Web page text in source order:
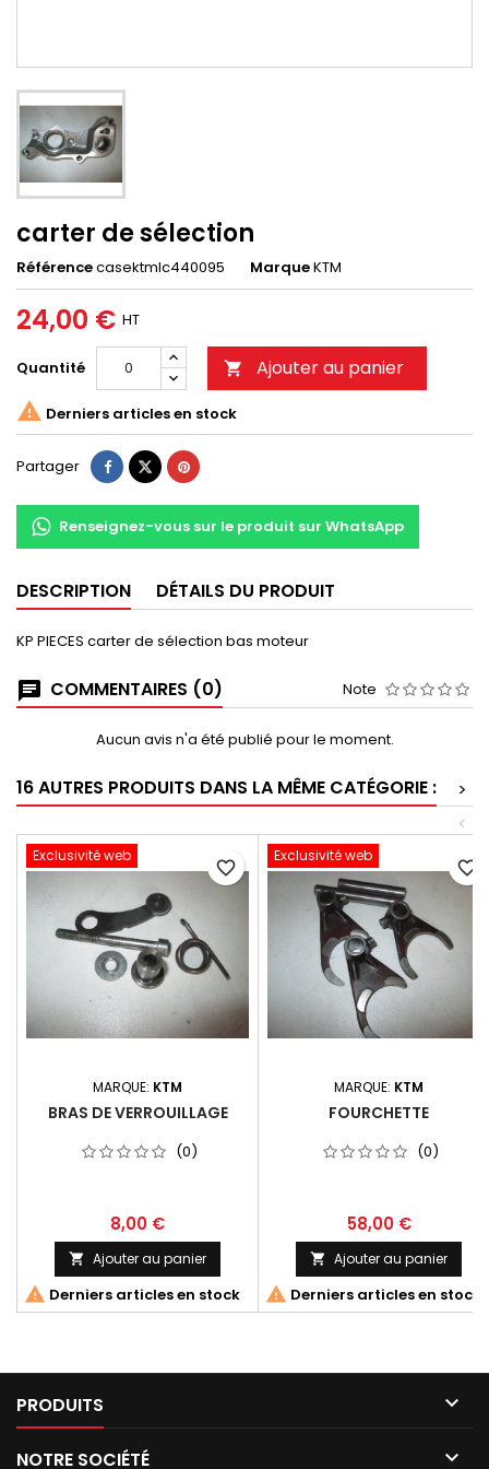
carter de sélection
Référencecasektmlc440095 MarqueKTM
24,00 € HT
Quantité  Ajouter au panier
 Derniers articles en stock
Partager
Renseignez-vous sur le produit sur WhatsApp
DESCRIPTION DÉTAILS DU PRODUIT
KP PIECES carter de sélection bas moteur
COMMENTAIRES (0) Note
Aucun avis n'a été publié pour le moment.
16 AUTRES PRODUITS DANS LA MÊME CATÉGORIE :
>
<
Exclusivité web
MARQUE: KTM
BRAS DE VERROUILLAGE
(0)
8,00 €
 Ajouter au panier
 Derniers articles en stock
favorite_border
Exclusivité web
MARQUE: KTM
FOURCHETTE
(0)
58,00 €
 Ajouter au panier
 Derniers articles en stock
favorite_border
PRODUITS 
NOTRE SOCIÉTÉ 